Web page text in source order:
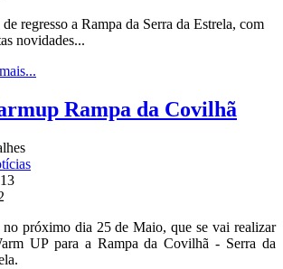
de regresso a Rampa da Serra da Estrela, com
novidades...
Rampa da Covilhã
próximo dia 25 de Maio, que se vai realizar
UP para a Rampa da Covilhã - Serra da